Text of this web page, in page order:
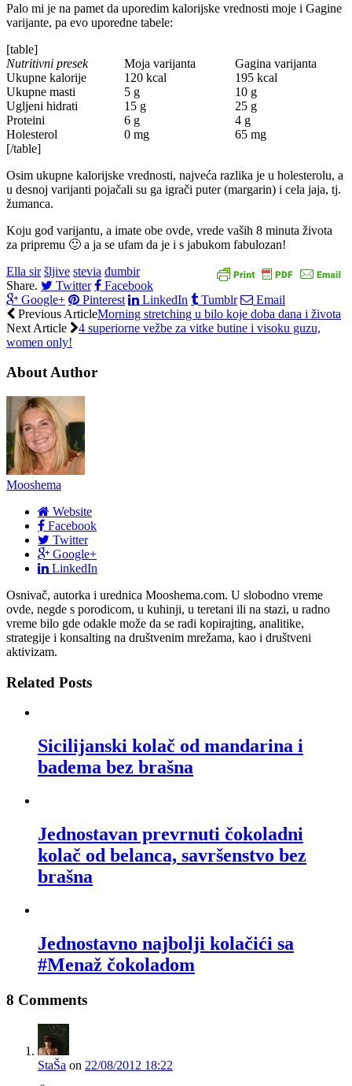
Palo mi je na pamet da uporedim kalorijske vrednosti moje i Gagine
varijante, pa evo uporedne tabele:
[table]
Nutritivni presek
Moja varijanta
Gagina varijanta
Ukupne kalorije
120 kcal
195 kcal
Ukupne masti
5 g
10 g
Ugljeni hidrati
15 g
25 g
Proteini
6 g
4 g
Holesterol
0 mg
65 mg
[/table]
Osim ukupne kalorijske vrednosti, najveća razlika je u holesterolu, a
u desnoj varijanti pojačali su ga igrači puter (margarin) i cela jaja, tj.
žumanca.
Koju god varijantu, a imate obe ovde, vrede vaših 8 minuta života
za pripremu 🙂 a ja se ufam da je i s jabukom fabulozan!
Ella sir šljive stevia đumbir
Share.
Twitter
Facebook
Google+
Pinterest LinkedIn Tumblr Email
Previous ArticleMorning stretching u bilo koje doba dana i života
Next Article
4 superiorne vežbe za vitke butine i visoku guzu,
women only!
About Author
Mooshema
Website
Facebook
Twitter
Google+
LinkedIn
Osnivač, autorka i urednica Mooshema.com. U slobodno vreme
ovde, negde s porodicom, u kuhinji, u teretani ili na stazi, u radno
vreme bilo gde odakle može da se radi kopirajting, analitike,
strategije i konsalting na društvenim mrežama, kao i društveni
aktivizam.
Related Posts
Sicilijanski kolač od mandarina i
badema bez brašna
Jednostavan prevrnuti čokoladni
kolač od belanca, savršenstvo bez
brašna
Jednostavno najbolji kolačići sa
#Menaž čokoladom
8 Comments
StaŠa on 22/08/2012 18:22